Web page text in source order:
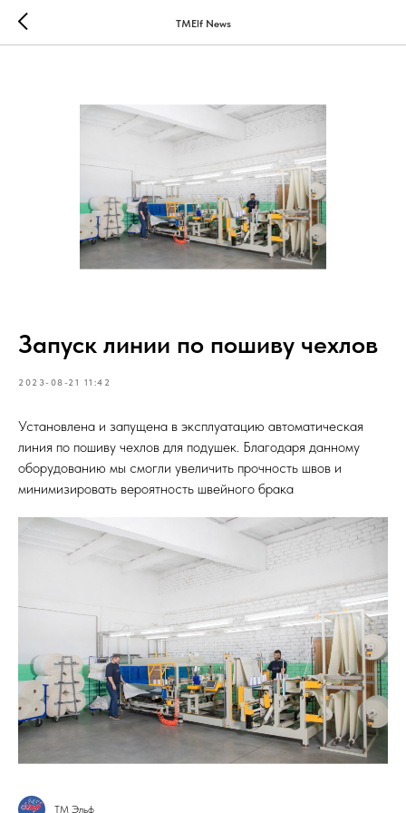
TMElf News
Запуск линии по пошиву чехлов
2023-08-21 11:42
Установлена и запущена в эксплуатацию автоматическая
линия по пошиву чехлов для подушек. Благодаря данному
оборудованию мы смогли увеличить прочность швов и
минимизировать вероятность швейного брака
ТМ Эльф